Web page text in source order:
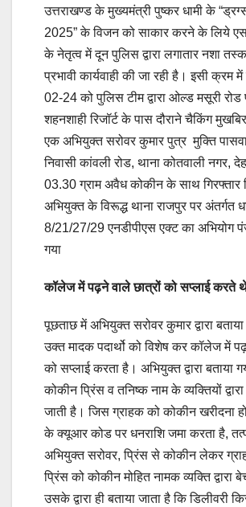
उत्तराखण्ड के मुख्यमंत्री पुष्कर धामी के
2025” के विजन को साकार करने के लिये
के नेतृत्व में दून पुलिस द्वारा लगातार नशा
प्रभावी कार्यवाही की जा रही है। इसी क्रम
02-24 को पुलिस टीम द्वारा ओल्ड मसूरी रोड
शहनशाही रिजॉर्ट के पास दौराने चैकिंग
एक अभियुक्त सरोवर कुमार पुत्र मुक्ति
निवासी कांवली रोड, थाना कोतवाली नगर,
03.30 ग्राम अवैध कोकीन के साथ गिरफ्तार
अभियुक्त के विरूद्ध थाना राजपुर पर अंतर्गत
8/21/27/29 एनडीपीएस एक्ट का अभियोग
गया
कॉलेज में पढ़ने वाले छात्रों को सप्लाई करते
पूछताछ में अभियुक्त सरोवर कुमार द्वारा
उक्त मादक पदार्थो को विशेष कर कॉलेज में
को सप्लाई करता है। अभियुक्त द्वारा बताया
कोकीन प्रिंस व तनिष्क नाम के व्यक्तियों
जाती है। जिस ग्राहक को कोकीन खरीदना
के क्यूआर कोड पर धनराशि जमा करता है,
अभियुक्त सरोवर, प्रिंस से कोकीन लेकर
प्रिंस को कोकीन मोहित नामक व्यक्ति द्वारा
उसके द्वारा ही बताया जाता है कि डिलीवरी